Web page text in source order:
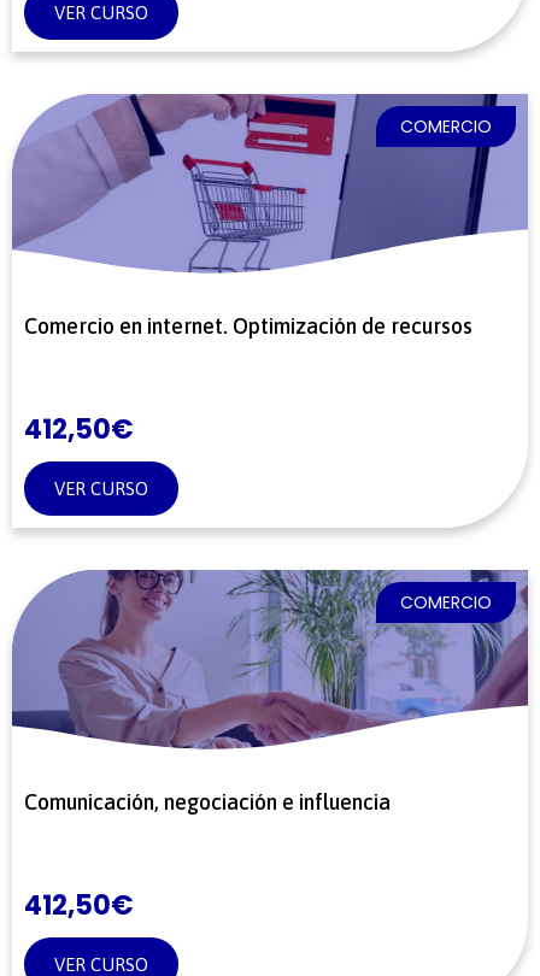
VER CURSO
COMERCIO
Comercio en internet. Optimización de recursos
412,50€
VER CURSO
COMERCIO
Comunicación, negociación e influencia
412,50€
VER CURSO